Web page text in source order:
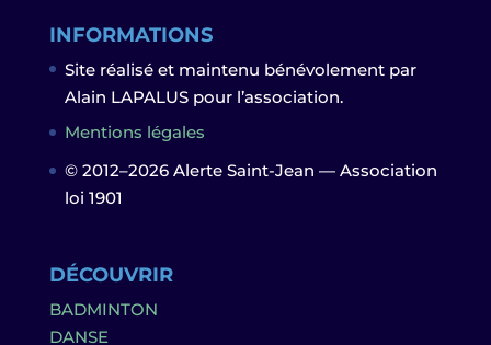
INFORMATIONS
Site réalisé et maintenu bénévolement par
Alain LAPALUS pour l’association.
Mentions légales
© 2012–2026 Alerte Saint-Jean — Association
loi 1901
DÉCOUVRIR
BADMINTON
DANSE